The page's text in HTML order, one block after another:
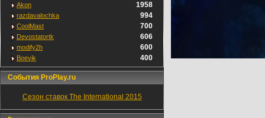
Akon 1958
razdavalochka 994
CoolMast 700
Devostatortk 606
modify2h 600
Boevik 400
События ProPlay.ru
Сезон ставок The International 2015